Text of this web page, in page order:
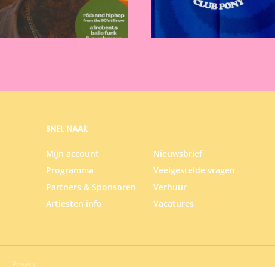
SNEL NAAR
Mijn account
Nieuwsbrief
Programma
Veelgestelde vragen
Partners & Sponsoren
Verhuur
Artiesten info
Vacatures
Privacy